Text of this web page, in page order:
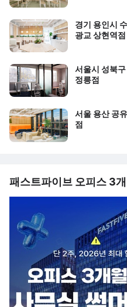
경기 용인시
광교 상현역점
서울시 성북
정릉점
서울 용산 공
점
패스트파이브 오피스 3